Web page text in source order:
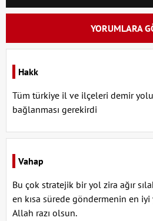
YORUMLARA
Hakk
Tüm türkiye il ve ilçeleri demir
bağlanması gerekirdi
Vahap
Bu çok stratejik bir yol zira ağır
en kısa sürede göndermenin en
Allah razı olsun.